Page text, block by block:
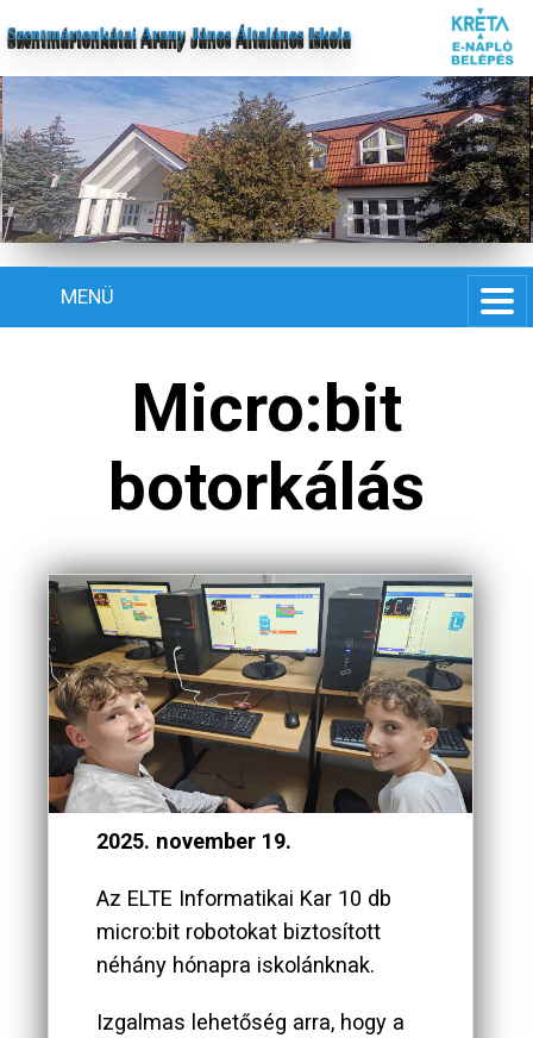
Szentmártonkátai Arany János Általános Iskola
MENÜ
Micro:bit
botorkálás
2025. november 19.
Az ELTE Informatikai Kar 10 db
micro:bit robotokat biztosított
néhány hónapra iskolánknak.
Izgalmas lehetőség arra, hogy a